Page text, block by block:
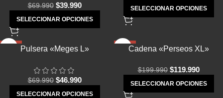
$69.990 $39.990
SELECCIONAR OPCIONES
SELECCIONAR OPCIONES
Pulsera «Meges L»
$69.990 $46.990
SELECCIONAR OPCIONES
-40%Cadena «Perseos XL»
$199.990 $119.990
SELECCIONAR OPCIONES